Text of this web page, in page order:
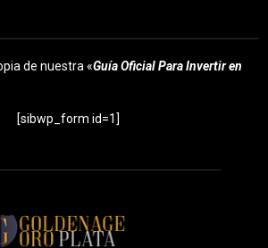
de nuestra «Guía Oficial Para Invertir en
[sibwp_form id=1]